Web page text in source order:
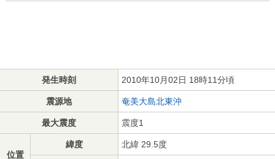
発生時刻 2010年10月02日 18時11分頃
震源地 奄美大島北東沖
最大震度 震度1
位置
緯度 北緯 29.5度